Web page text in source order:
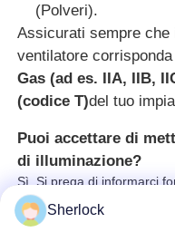
(Polveri).
Assicurati sempre
ventilatore
Gas (ad es. IIA, IIB,
(codice T)del tuo
Puoi accettare di
di illuminazione?
Sì. Si prega di informarci
produzione e confermare
campione.
Sherlock